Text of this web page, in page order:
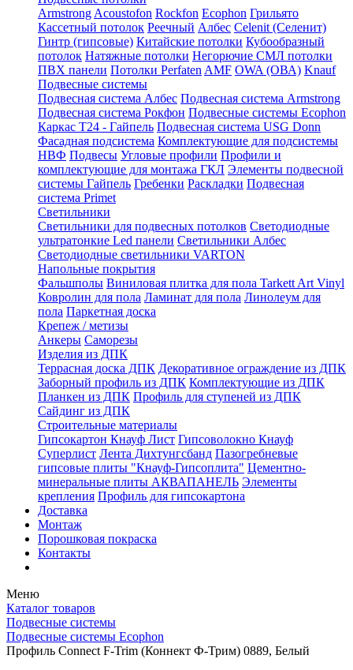
Armstrong Acoustofon Rockfon Ecophon Грильято
Кассетный потолок Реечный Албес Celenit (Селенит)
Гинтр (гипсовые) Китайские потолки Кубообразный
потолок Натяжные потолки Негорючие СМЛ потолки
ПВХ панели Потолки Perfaten AMF OWA (ОВА) Knauf
Подвесные системы
Подвесная система Албес Подвесная система Armstrong
Подвесная система Рокфон Подвесные системы Ecophon
Каркас Т24 - Гайпель Подвесная система USG Donn
Фасадная подсистема Комплектующие для подсистемы
НВФ Подвесы Угловые профили Профили и
комплектующие для монтажа ГКЛ Элементы подвесной
системы Гайпель Гребенки Раскладки Подвесная
система Primet
Светильники
Светильники для подвесных потолков Светодиодные
ультратонкие Led панели Светильники Албес
Светодиодные светильники VARTON
Напольные покрытия
Фальшполы Виниловая плитка для пола Tarkett Art Vinyl
Ковролин для пола Ламинат для пола Линолеум для
пола Паркетная доска
Крепеж / метизы
Анкеры Саморезы
Изделия из ДПК
Террасная доска ДПК Декоративное ограждение из ДПК
Заборный профиль из ДПК Комплектующие из ДПК
Планкен из ДПК Профиль для ступеней из ДПК
Сайдинг из ДПК
Строительные материалы
Гипсокартон Кнауф Лист Гипсоволокно Кнауф
Суперлист Лента Дихтунгсбанд Пазогребневые
гипсовые плиты "Кнауф-Гипсоплита" Цементно-
минеральные плиты АКВАПАНЕЛЬ Элементы
крепления Профиль для гипсокартона
Доставка
Монтаж
Порошковая покраска
Контакты
Меню
Каталог товаров
Подвесные системы
Подвесные системы Ecophon
Профиль Connect F-Trim (Коннект Ф-Трим) 0889, Белый